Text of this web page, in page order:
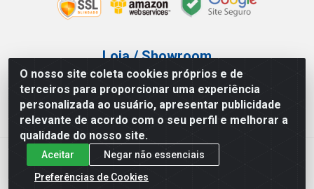
O nosso site coleta cookies próprios e de
terceiros para proporcionar uma experiência
personalizada ao usuário, apresentar publicidade
relevante de acordo com o seu perfil e melhorar a
qualidade do nosso site.
Aceitar
Negar não essenciais
Preferências de Cookies
Loja / Showroom
Tel.: (11) 3227-0546
Av Vautier, 587/597 - Pari - São Paulo/SP
Atef Distribuidora LTDA - Av. Vautier, 585/597 - Pari - São
Paulo/SP - CEP 03.032-000 - CNPJ 27.717.135/0001-29